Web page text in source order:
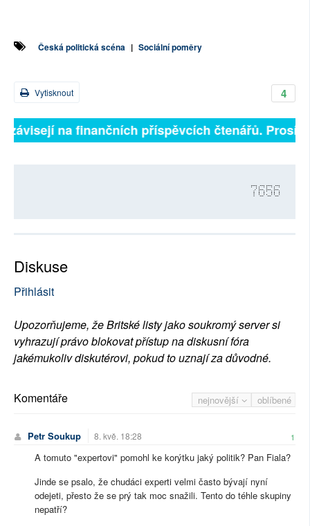
Česká politická scéna | Sociální poměry
4
Vytisknout
na finančních příspěvcích čtenářů.
7656
Diskuse
Přihlásit
Upozorňujeme, že Britské listy jako soukromý server si
vyhrazují právo blokovat přístup na diskusní fóra
jakémukoliv diskutérovi, pokud to uznají za důvodné.
nejnovější oblíbené
Komentáře
Petr Soukup 8. kvě. 18:28 1
A tomuto "expertovi" pomohl ke korýtku jaký politik? Pan Fiala?
Jinde se psalo, že chudáci experti velmi často bývají nyní
odejeti, přesto že se prý tak moc snažili. Tento do téhle skupiny
nepatří?